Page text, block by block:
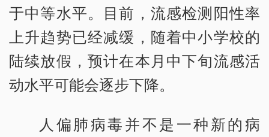
于中等水平。目前，流感检测阳性率
上升趋势已经减缓，随着中小学校的
陆续放假，预计在本月中下旬流感活
动水平可能会逐步下降。
人偏肺病毒并不是一种新的病